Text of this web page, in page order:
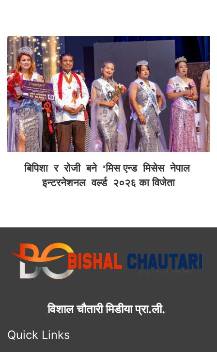
बिपिशा र रोजी बने ‘मिस एन्ड मिसेस नेपाल
इन्टरनेशनल वर्ल्ड २०२६ का विजेता
विशाल चौतारी मिडीया प्रा.ली.
Quick Links